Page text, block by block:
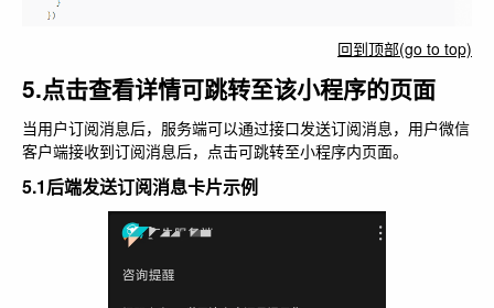
回到顶部(go to top)
5.点击查看详情可跳转至该小程序的页面
当用户订阅消息后，服务端可以通过接口发送订阅消息，用户微信
客户端接收到订阅消息后，点击可跳转至小程序内页面。
5.1后端发送订阅消息卡片示例